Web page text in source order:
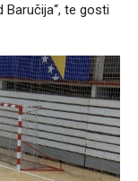
Baručija“, te gosti